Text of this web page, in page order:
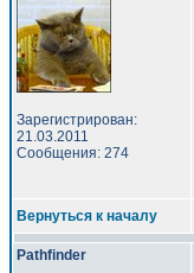
Зарегистрирован:
21.03.2011
Сообщения: 274
Вернуться к началу
Pathfinder